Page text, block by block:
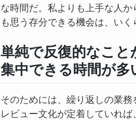
な時間だ。私よりも上手な人
も思う存分できる機会は、いく
単純で反復的なこと
集中できる時間が多
そのためには、繰り返しの業
レビュー文化が定着していれ